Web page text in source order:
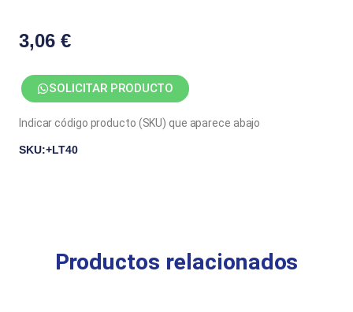
3,06 €
SOLICITAR PRODUCTO
Indicar código producto (SKU) que aparece abajo
SKU:+LT40
Productos relacionados